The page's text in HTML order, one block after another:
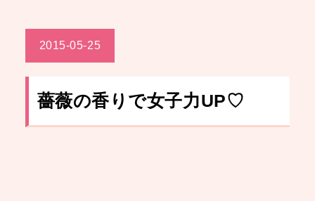
2015-05-25
薔薇の香りで女子力UP♡